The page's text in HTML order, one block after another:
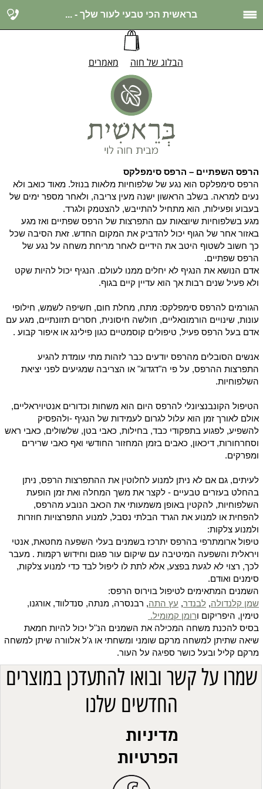
בראשית הכי טבעי לעור שלך - ...
הבלוג של חוה מאמרים
הרפס השפתיים – הרפס סימפלקס
הרפס סימפלקס הוא נגע של שלפוחיות מלאות בנוזל. מאוד כואב ולא
נעים למראה. בשלב הראשון ישנה מעין צריבה, ולאחר מספר ימים של
בעבוע ופעילות, הוא מתחיל להתייבש, להצטמק ולגרד.
מגע בשלפוחיות שיוצאות עם התפרצות של הרפס שפתיים ואז מגע
באזור אחר של הגוף יכול להדביק את המקום החדש. זאת הסיבה שכל
כך חשוב לשטוף היטב את הידיים לאחר מריחת משחה על נגע של
הרפס שפתיים.
אדם הנושא את הנגיף לא יחלים ממנו לעולם. הנגיף יכול להיות שקט
ולא פעיל שנים רבות אך הוא עדיין קיים בגוף.
הגורמים להרפס סימפלקס: מתח, מחלת חום, חשיפה לשמש, חילופי
עונות, שינויים הורמונאליים, חולשה חיסונית, חסרים תזונתיים, מגע עם
אדם בעל הרפס פעיל, טיפולים קוסמטיים כגון פילינג או איפור קבוע .
אנשים הסובלים מהרפס יודעים כבר לזהות מתי עומדת להגיע
התפרצות ההרפס, על פי ה"דגדוג" או הצריבה שמגיעים לפני יציאת
השלפוחיות.
הטיפול הקונבנציונלי להרפס היום הוא משחות וכדורים אנטיויראליים,
אולם לאורך זמן הוא עלול לגרום לעמידות של הנגיף -ולהפסיק
להשפיע, לפגוע בתפקודי כבד, בחילות, כאבי בטן, שלשולים, כאבי ראש
וסחרחורות, דיכאון, כאבים בזמן המחזור החודשי ואף כאבי שרירים
ומפרקים.
לעיתים, גם אם לא ניתן למנוע לחלוטין את ההתפרצות הרפס, ניתן
בהחלט בעזרים טבעיים - לקצר את משך המחלה ואת זמן הופעת
השלפוחיות, להקטין באופן משמעותי את הכאב הנובע מהרפס,
להפחית או למנוע את הגרד הבלתי נסבל, למנוע התפרצויות חוזרות
ולמנוע צלקות:
טיפול ארומתרפי בהרפס יתרכז בשמנים בעלי השפעה מחטאת, אנטי
ויראלית והשפעה המיטיבה עם שיקום עור פגום וחידוש רקמות . מעבר
לכך, רצוי לא לגעת בפצע, אלא לתת לו ליפול לבד כדי למנוע צלקות,
סימנים ואודם.
השמנים המתאימים לטיפול בוירוס הרפס:
שמן קלנדולה, לבנדר, עץ התה, רבנסרה, מנתה, סנדלווד, אורגנו,
טימין, היפריקום ורומן קמומיל.
בסיס להכנת משחה המכילה את השמנים הנ"ל יכול להיות חמאת
שיאה שתיתן למשחה מרקם שומני ומשחתי או ג'ל אלוורה שיתן למשחה
מרקם קליל ובעל כושר ספיגה על העור.
שמרו על קשר ובואו להתעדכן במוצרים
החדשים שלנו
מדיניות
הפרטיות